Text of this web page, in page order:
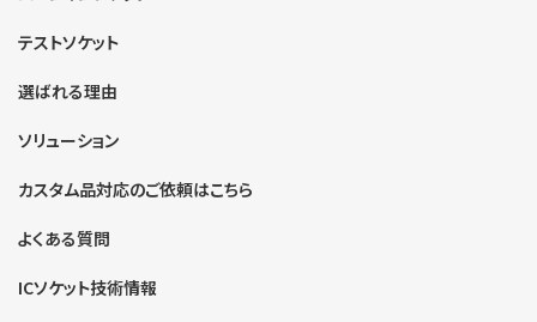
テストソケット
選ばれる理由
ソリューション
カスタム品対応のご依頼はこちら
よくある質問
ICソケット技術情報